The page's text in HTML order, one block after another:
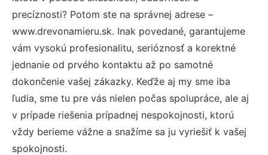
precíznosti? Potom ste na správnej adrese –
www.drevonamieru.sk. Inak povedané, garantujeme
vám vysokú profesionalitu, serióznosť a korektné
jednanie od prvého kontaktu až po samotné
dokončenie vašej zákazky. Keďže aj my sme iba
ľudia, sme tu pre vás nielen počas spolupráce, ale aj
v prípade riešenia prípadnej nespokojnosti, ktorú
vždy berieme vážne a snažíme sa ju vyriešiť k vašej
spokojnosti.